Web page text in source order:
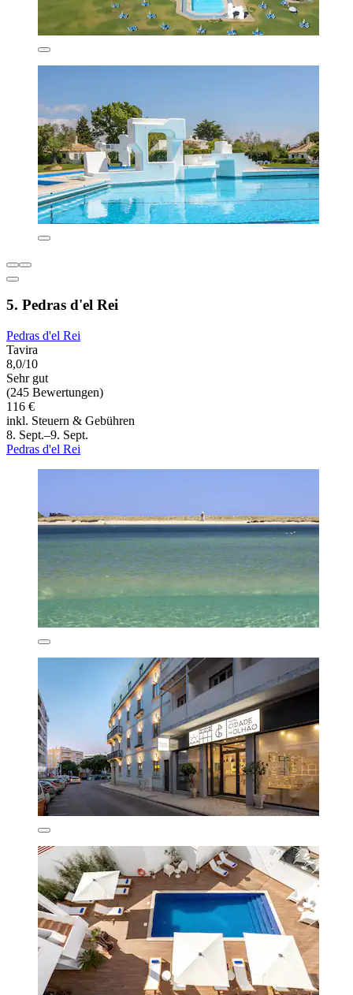
5. Pedras d'el Rei
Pedras d'el Rei
Tavira
8,0/10
Sehr gut
(245 Bewertungen)
116 €
inkl. Steuern & Gebühren
8. Sept.–9. Sept.
Pedras d'el Rei